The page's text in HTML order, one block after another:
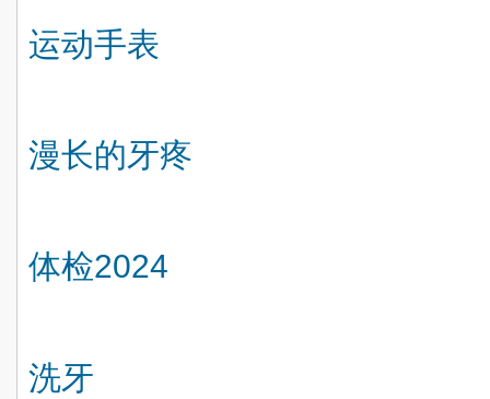
运动手表
漫长的牙疼
体检2024
洗牙